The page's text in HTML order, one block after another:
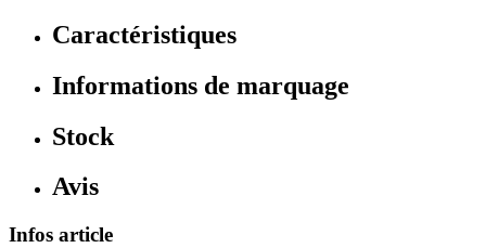
Caractéristiques
Informations de marquage
Stock
Avis
Infos article